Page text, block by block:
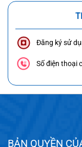
Đăng ký sử
Số điện thoại
BẢN QUYỀN